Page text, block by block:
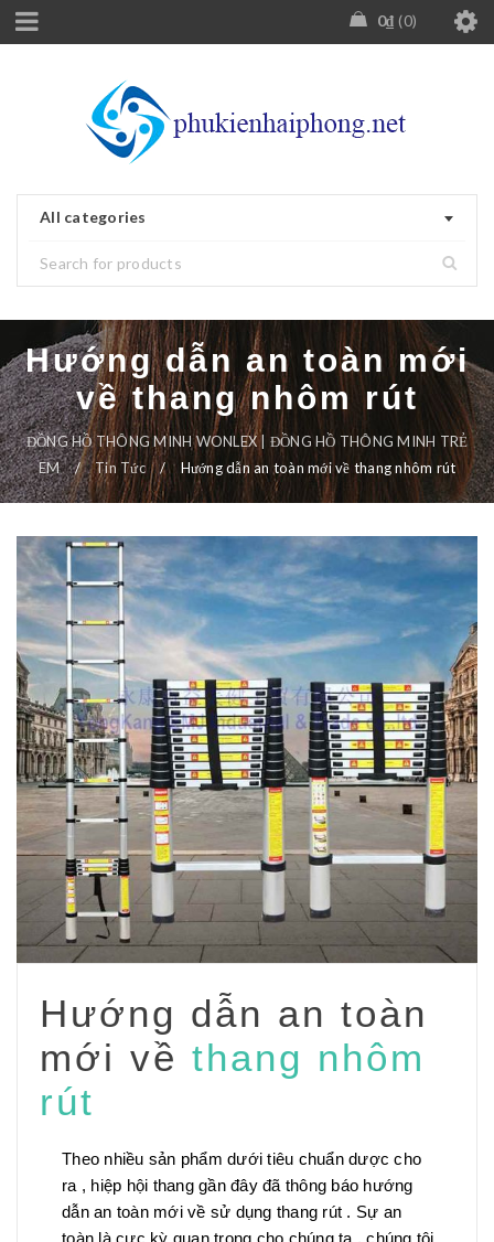
0₫ 0
All categories
Hướng dẫn an toàn mới
về thang nhôm rút
ĐỒNG HỒ THÔNG MINH WONLEX | ĐỒNG HỒ THÔNG MINH TRẺ
EM
/ Tin Tức / Hướng dẫn an toàn mới về thang nhôm rút
Hướng dẫn an toàn
mới về thang nhôm
rút
Theo nhiều sản phẩm dưới tiêu chuẩn dược cho
ra , hiệp hội thang gần đây đã thông báo hướng
dẫn an toàn mới về sử dụng thang rút . Sự an
toàn là cực kỳ quan trọng cho chúng ta , chúng tôi